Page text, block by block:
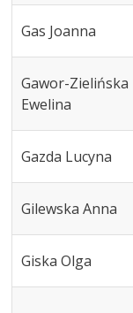
Gas Joanna
Gawor-Zielińska
Ewelina
Gazda Lucyna
Gilewska Anna
Giska Olga